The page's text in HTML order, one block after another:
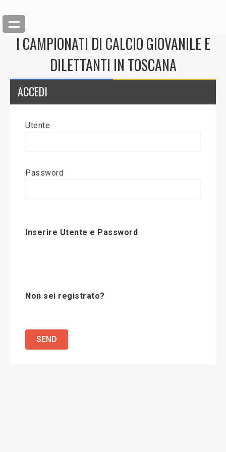
Back
Modifica News
I CAMPIONATI DI CALCIO GIOVANILE E
DILETTANTI IN TOSCANA
ACCEDI
Utente
Password
Inserire Utente e Password
Non sei registrato?